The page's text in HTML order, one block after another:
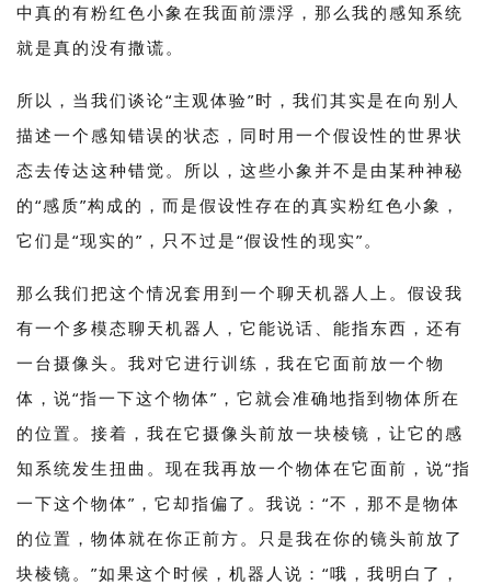
中真的有粉红色小象在我面前漂浮，那么我的感知系统
就是真的没有撒谎。
所以，当我们谈论“主观体验”时，我们其实是在向别人
描述一个感知错误的状态，同时用一个假设性的世界状
态去传达这种错觉。所以，这些小象并不是由某种神秘
的“感质”构成的，而是假设性存在的真实粉红色小象，
它们是“现实的”，只不过是“假设性的现实”。
那么我们把这个情况套用到一个聊天机器人上。假设我
有一个多模态聊天机器人，它能说话、能指东西，还有
一台摄像头。我对它进行训练，我在它面前放一个物
体，说“指一下这个物体”，它就会准确地指到物体所在
的位置。接着，我在它摄像头前放一块棱镜，让它的感
知系统发生扭曲。现在我再放一个物体在它面前，说“指
一下这个物体”，它却指偏了。我说：“不，那不是物体
的位置，物体就在你正前方。只是我在你的镜头前放了
块棱镜。”如果这个时候，机器人说：“哦，我明白了，